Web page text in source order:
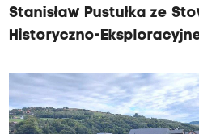
Stanisław Pustułka ze
Historyczno-